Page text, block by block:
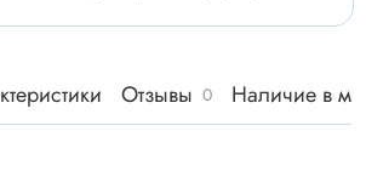
Отзывы 0 Наличие в